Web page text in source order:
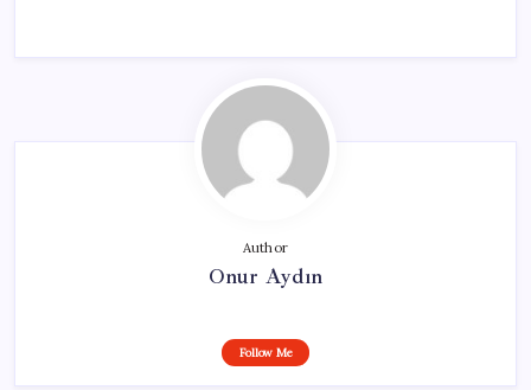
Author
Onur Aydın
Follow Me